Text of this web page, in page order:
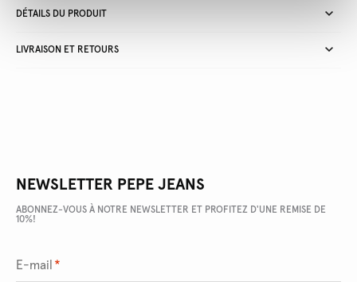
DÉTAILS DU PRODUIT
LIVRAISON ET RETOURS
NEWSLETTER PEPE JEANS
ABONNEZ-VOUS À NOTRE NEWSLETTER ET PROFITEZ D'UNE REMISE DE
10%!
E-mail *